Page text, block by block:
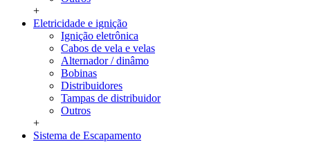
+
Eletricidade e ignição
Ignição eletrônica
Cabos de vela e velas
Alternador / dinâmo
Bobinas
Distribuidores
Tampas de distribuidor
Outros
+
Sistema de Escapamento